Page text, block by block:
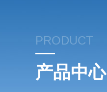
PRODUCT
产品中心